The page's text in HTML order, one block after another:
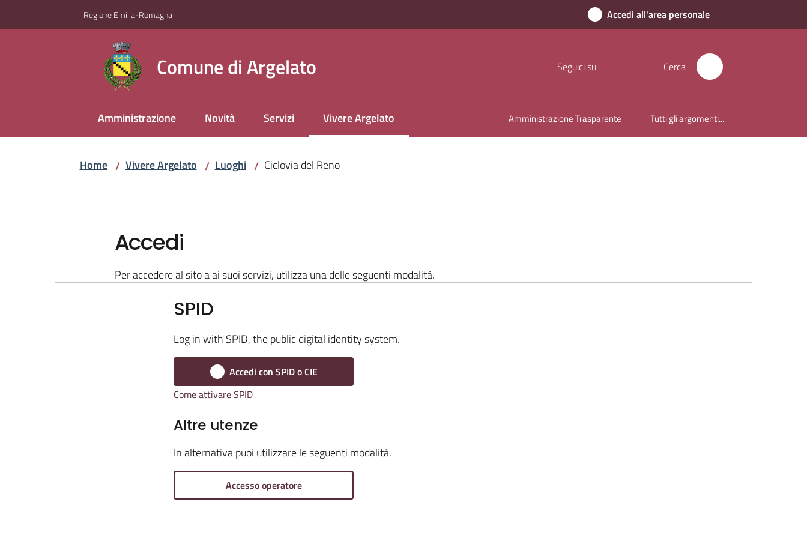
Regione Emilia-Romagna Accedi all'area personale
Comune di Argelato Seguici su Cerca
Amministrazione Novità Servizi Vivere Argelato
Menu selezionato Amministrazione Trasparente Tutti gli argomenti...
Home / Vivere Argelato / Luoghi / Ciclovia del Reno
Accedi
Per accedere al sito a ai suoi servizi, utilizza una delle seguenti modalità.
SPID
Log in with SPID, the public digital identity system.
Accedi con SPID o CIE
Come attivare SPID
Altre utenze
In alternativa puoi utilizzare le seguenti modalità.
Accesso operatore